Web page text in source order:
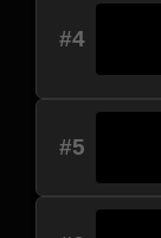
#4
#5